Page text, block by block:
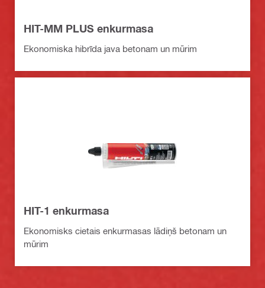
HIT-MM PLUS enkurmasa
Ekonomiska hibrīda java betonam un mūrim
HIT-1 enkurmasa
Ekonomisks cietais enkurmasas lādiņš betonam un
mūrim